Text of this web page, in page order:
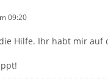
09:20
Hilfe. Ihr habt mir auf